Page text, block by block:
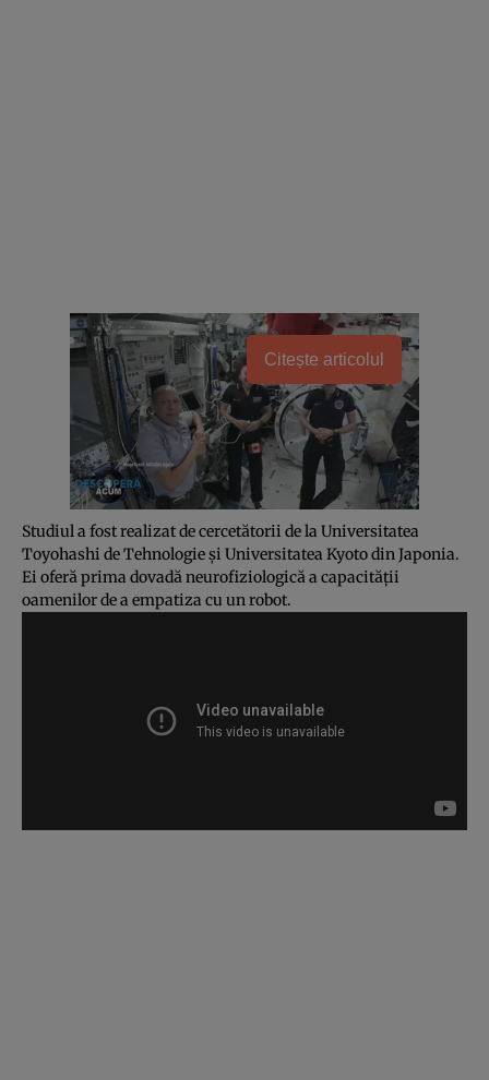
Citește articolul
Studiul a fost realizat de cercetătorii de la Universitatea
Toyohashi de Tehnologie şi Universitatea Kyoto din Japonia.
Ei oferă prima dovadă neurofiziologică a capacităţii
oamenilor de a empatiza cu un robot.